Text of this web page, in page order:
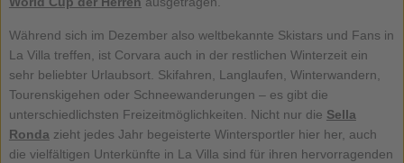
Während sich im Dezember also weltbekannte Skistars und Fans in
La Villa treffen, ist Corvara auch in der restlichen Winterzeit ein
sehr beliebter Urlaubsort. Skifahren, Langlaufen, Winterwandern,
Tourenskigehen oder Schneewanderungen – es gibt die
unterschiedlichsten Freizeitmöglichkeiten. Nicht nur die Sella
Rondazieht jedes Jahr begeisterte Wintersportler hier her, auch
die vielfältigen Unterkünfte in La Villa sind für ihren hervorragenden